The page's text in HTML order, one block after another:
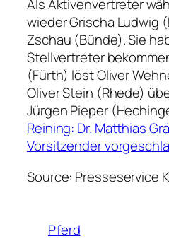
Als Aktivenvertreter
wieder Grischa Ludwig
Zschau (Bünde). Sie
Stellvertreter
(Fürth) löst Oliver
Oliver Stein (Rhede)
Jürgen Pieper
Reining: Dr. Matthias
Vorsitzender
Source: Presseservice
Pferd